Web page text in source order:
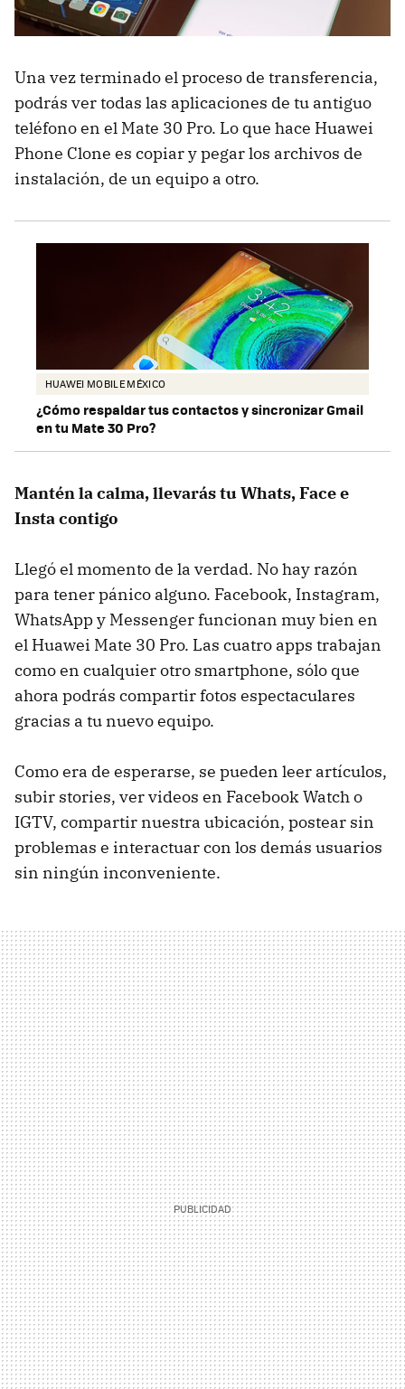
Una vez terminado el proceso de transferencia,
podrás ver todas las aplicaciones de tu antiguo
teléfono en el Mate 30 Pro. Lo que hace Huawei
Phone Clone es copiar y pegar los archivos de
instalación, de un equipo a otro.
HUAWEI MOBILE MÉXICO
¿Cómo respaldar tus contactos y sincronizar Gmail
en tu Mate 30 Pro?
Mantén la calma, llevarás tu Whats, Face e
Insta contigo
Llegó el momento de la verdad. No hay razón
para tener pánico alguno. Facebook, Instagram,
WhatsApp y Messenger funcionan muy bien en
el Huawei Mate 30 Pro. Las cuatro apps trabajan
como en cualquier otro smartphone, sólo que
ahora podrás compartir fotos espectaculares
gracias a tu nuevo equipo.
Como era de esperarse, se pueden leer artículos,
subir stories, ver videos en Facebook Watch o
IGTV, compartir nuestra ubicación, postear sin
problemas e interactuar con los demás usuarios
sin ningún inconveniente.